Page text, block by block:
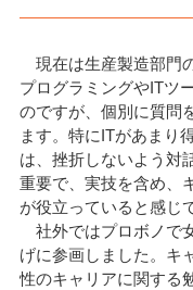
現在は生産製造部門
プログラミングやITツ
のですが、個別に質問
ます。特にITがあまり
は、挫折しないよう対
重要で、実技を含め、
が役立っていると感じ
社外ではプロボノで
げに参画しました。キ
性のキャリアに関する